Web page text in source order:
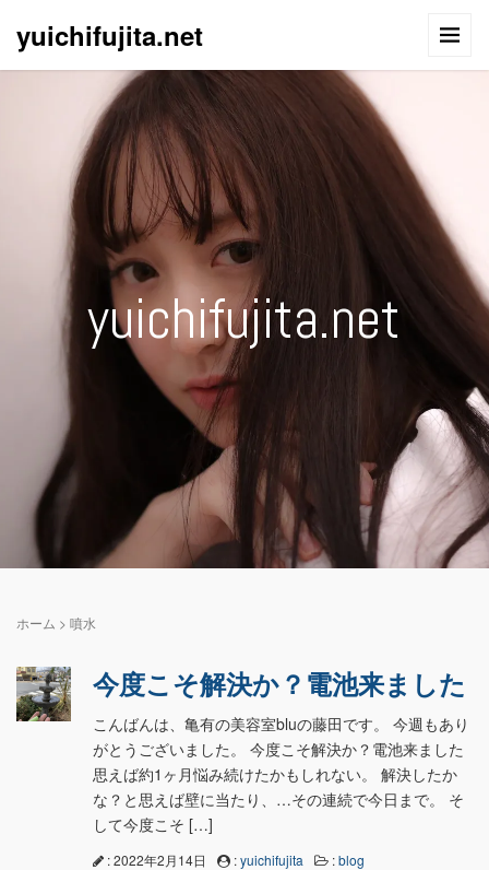
yuichifujita.net
yuichifujita.net
ホーム > 噴水
今度こそ解決か？電池来ました
こんばんは、亀有の美容室bluの藤田です。 今週もあり
がとうございました。 今度こそ解決か？電池来ました
思えば約1ヶ月悩み続けたかもしれない。 解決したか
な？と思えば壁に当たり、…その連続で今日まで。 そ
して今度こそ […]
: 2022年2月14日 :yuichifujita :blog